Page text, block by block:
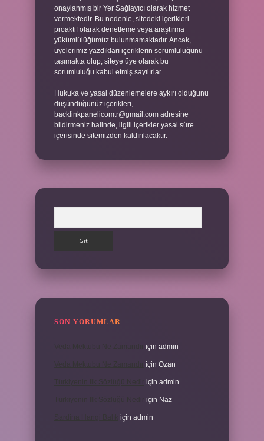
onaylanmış bir Yer Sağlayıcı olarak hizmet
vermektedir. Bu nedenle, sitedeki içerikleri
proaktif olarak denetleme veya araştırma
yükümlülüğümüz bulunmamaktadır. Ancak,
üyelerimiz yazdıkları içeriklerin sorumluluğunu
taşımakta olup, siteye üye olarak bu
sorumluluğu kabul etmiş sayılırlar.
Hukuka ve yasal düzenlemelere aykırı olduğunu
düşündüğünüz içerikleri,
backlinkpanelicomtr@gmail.com adresine
bildirmeniz halinde, ilgili içerikler yasal süre
içerisinde sitemizden kaldırılacaktır.
SON YORUMLAR
için admin
için Ozan
için admin
için Naz
için admin